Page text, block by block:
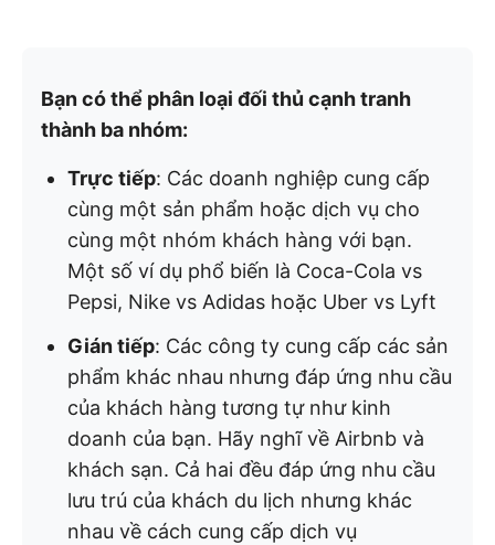
Bạn có thể phân loại đối thủ cạnh tranh
thành ba nhóm:
Trực tiếp: Các doanh nghiệp cung cấp
cùng một sản phẩm hoặc dịch vụ cho
cùng một nhóm khách hàng với bạn.
Một số ví dụ phổ biến là Coca-Cola vs
Pepsi, Nike vs Adidas hoặc Uber vs Lyft
Gián tiếp: Các công ty cung cấp các sản
phẩm khác nhau nhưng đáp ứng nhu cầu
của khách hàng tương tự như kinh
doanh của bạn. Hãy nghĩ về Airbnb và
khách sạn. Cả hai đều đáp ứng nhu cầu
lưu trú của khách du lịch nhưng khác
nhau về cách cung cấp dịch vụ